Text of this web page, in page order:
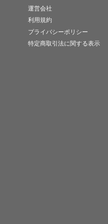
運営会社
利用規約
プライバシーポリシー
特定商取引法に関する表示